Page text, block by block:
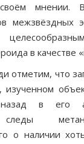
мнении.
межзвёздных
в качестве
отметим, что
изученном
в его
следы
о наличии